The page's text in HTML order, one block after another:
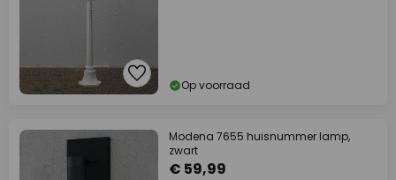
Op voorraad
Modena 7655 huisnummer lamp,
zwart
€ 59,99